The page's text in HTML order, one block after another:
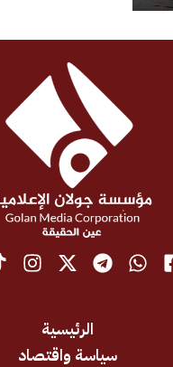
سياسة واقتصاد